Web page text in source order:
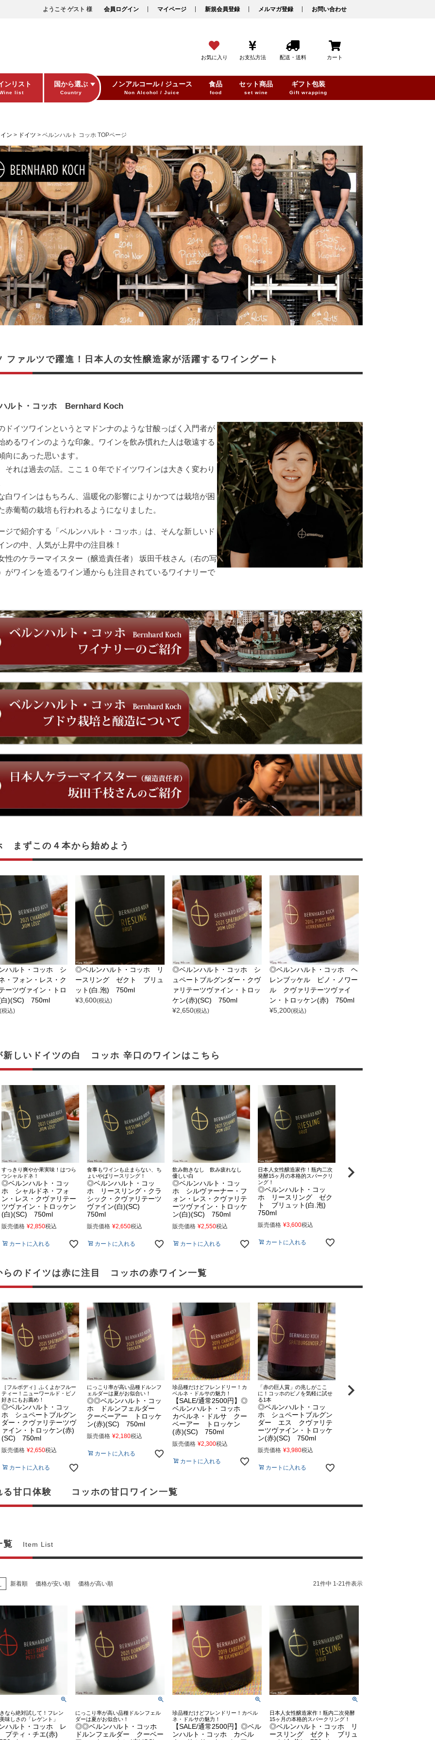
ようこそ ゲスト 様 会員ログイン マイページ 新規会員登録 メルマガ登録 お問い合わせ
お気に入り お支払方法 配送・送料 カート
ンリスト
list
国から選ぶ
Country
ノンアルコール / ジュース
Non Alcohol / Juice
食品
food
セット商品
set wine
ギフト包装
Gift wrapping
ン ドイツ ベルンハルト コッホ TOPページ
ファルツで躍進！日本人の女性醸造家が活躍するワイングート
ルト・コッホ Bernhard Koch
ドイツワインというとマドンナのような甘酸っぱく入門者が
めるワインのような印象。ワインを飲み慣れた人は敬遠する
向にあった思います。
それは過去の話。ここ１０年でドイツワインは大きく変わり
白ワインはもちろん、温暖化の影響によりかつては栽培が困
赤葡萄の栽培も行われるようになりました。
ジで紹介する「ベルンハルト・コッホ」は、そんな新しいド
ンの中、人気が上昇中の注目株！
性のケラーマイスター（醸造責任者） 坂田千枝さん（右の写
がワインを造るワイン通からも注目されているワイナリーで
まずこの４本から始めよう
ハルト・コッホ シ
・フォン・レス・ク
ーツヴァイン・トロ
白)(SC) 750ml
税込)
◎ベルンハルト・コッホ リ
ースリング ゼクト ブリュ
ット(白.泡) 750ml
¥3,600(税込)
◎ベルンハルト・コッホ シ
ュペートブルグンダー・クヴ
ァリテーツヴァイン・トロッ
ケン(赤)(SC) 750ml
¥2,650(税込)
◎ベルンハルト・コッホ ヘ
レンブッケル ピノ・ノワー
ル クヴァリテーツヴァイ
ン・トロッケン(赤) 750ml
¥5,200(税込)
新しいドイツの白 コッホ 辛口のワインはこちら
すっきり爽やか果実味！はつら
つシャルドネ！
◎ベルンハルト・コッ
ホ シャルドネ・フォ
ン・レス・クヴァリテー
ツヴァイン・トロッケン
(白)(SC) 750ml
販売価格 ¥2,850税込
カートに入れる
食事もワインも止まらない、ち
ょいやばリースリング！
◎ベルンハルト・コッ
ホ リースリング・クラ
シック・クヴァリテーツ
ヴァイン(白)(SC)
750ml
販売価格 ¥2,650税込
カートに入れる
飲み飽きなし 飲み疲れなし
優しい白
◎ベルンハルト・コッ
ホ シルヴァーナー・フ
ォン・レス・クヴァリテ
ーツヴァイン・トロッケ
ン(白)(SC) 750ml
販売価格 ¥2,550税込
カートに入れる
日本人女性醸造家作！瓶内二次
発酵15ヶ月の本格的スパークリ
ング！
◎ベルンハルト・コッ
ホ リースリング ゼク
ト ブリュット(白.泡)
750ml
販売価格 ¥3,600税込
カートに入れる
飲み頃お宝品！最も樹齢が古い
区画、樽で発酵、熟成させた格
らのドイツは赤に注目 コッホの赤ワイン一覧
［フルボディ］ふくよかフルー
ティー！ニューワールド・ピノ
好きにもお薦め！
◎ベルンハルト・コッ
ホ シュペートブルグン
ダー・クヴァリテーツヴ
ァイン・トロッケン(赤)
(SC) 750ml
販売価格 ¥2,650税込
カートに入れる
にっこり率が高い品種ドルンフ
ェルダーは夏がお似合い！
◎◎ベルンハルト・コッ
ホ ドルンフェルダー
クーベーアー トロッケ
ン(赤)(SC) 750ml
販売価格 ¥2,180税込
カートに入れる
珍品種だけどフレンドリー！カ
ベルネ・ドルサの魅力！
【SALE/通常2500円】◎
ベルンハルト・コッホ
カベルネ・ドルサ クー
ベーアー トロッケン
(赤)(SC) 750ml
販売価格 ¥2,300税込
カートに入れる
「赤の巨人賞」の兆しがここ
に！コッホのピノを気軽に試せ
る1本
◎ベルンハルト・コッ
ホ シュペートブルグン
ダー エス クヴァリテ
ーツヴァイン・トロッケ
ン(赤)(SC) 750ml
販売価格 ¥3,980税込
カートに入れる
ファルツのピノ・ノワールとい
う新しい選択！
る甘口体験 コッホの甘口ワイン一覧
覧 Item List
新着順 価格が安い順 価格が高い順 21件中 1-21件表示
なら絶対試して！フレン
味しさの「レゲント」
ハルト・コッホ レ
プティ・チエ(赤)
にっこり率が高い品種ドルンフェル
ダーは夏がお似合い！
◎◎ベルンハルト・コッホ
ドルンフェルダー クーベー
珍品種だけどフレンドリー！カベル
ネ・ドルサの魅力！
【SALE/通常2500円】◎ベル
ンハルト・コッホ カベル
日本人女性醸造家作！瓶内二次発酵
15ヶ月の本格的スパークリング！
◎ベルンハルト・コッホ リ
ースリング ゼクト ブリュ